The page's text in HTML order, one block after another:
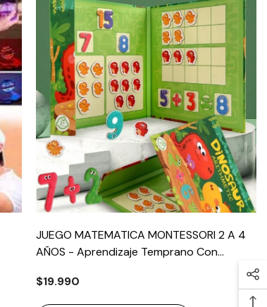
JUEGO MATEMATICA MONTESSORI 2 A 4
AÑOS - Aprendizaje Temprano Con
$19.990